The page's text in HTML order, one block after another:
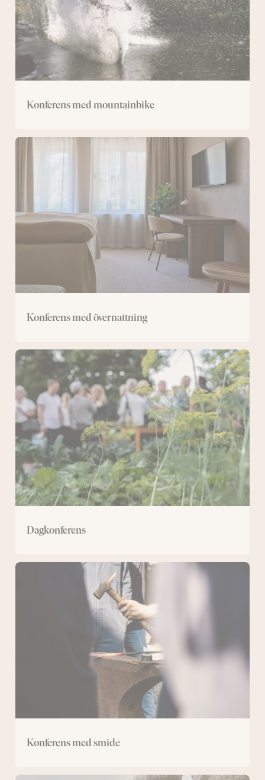
Konferens med mountainbike
Konferens med övernattning
Konferens
Dagkonferens
Dagkonferens
Konferens med smide
Konferens